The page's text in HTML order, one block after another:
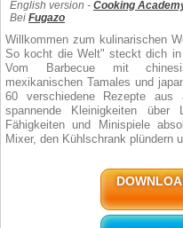
English version - Cooking
Bei Fugazo
Willkommen zum kulinarischen
So kocht die Welt" steckt dich
Vom Barbecue mit
mexikanischen Tamales und
60 verschiedene Rezepte aus
spannende Kleinigkeiten über
Fähigkeiten und Minispiele
Mixer, den Kühlschrank plündern